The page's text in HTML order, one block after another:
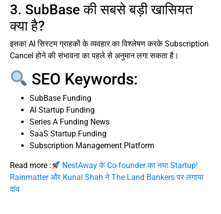
3. SubBase की सबसे बड़ी खासियत
क्या है?
इसका AI सिस्टम ग्राहकों के व्यवहार का विश्लेषण करके Subscription
Cancel होने की संभावना का पहले से अनुमान लगा सकता है।
SEO Keywords:
SubBase Funding
AI Startup Funding
Series A Funding News
SaaS Startup Funding
Subscription Management Platform
Read more :
NestAway के Co-founder का नया Startup!
Rainmatter और Kunal Shah ने The Land Bankers पर लगाया
दांव